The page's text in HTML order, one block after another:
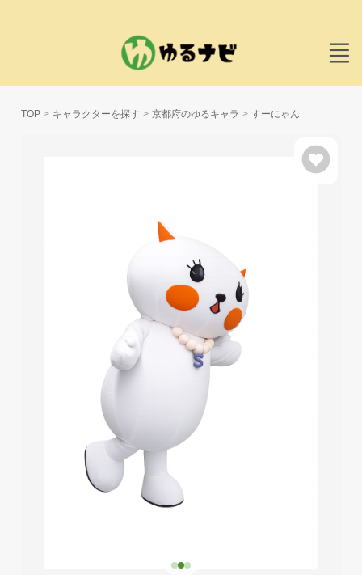
TOP キャラクターを探す 京都府のゆるキャラ すーにゃん